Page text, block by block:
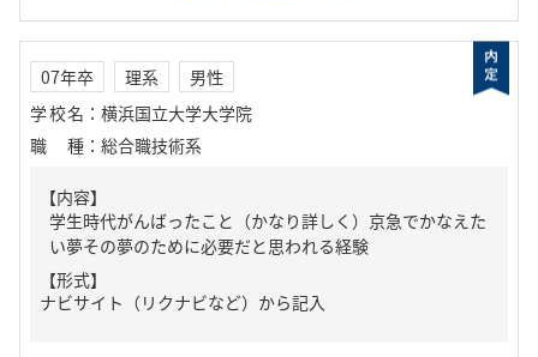
07年卒 理系
男性
学校名 ： 横浜国立大学大学院
職種 ： 総合職技術系
【内容】
学生時代がんばったこと（かなり詳しく）京急でかなえた
い夢その夢のために必要だと思われる経験
【形式】
ナビサイト（リクナビなど）から記入